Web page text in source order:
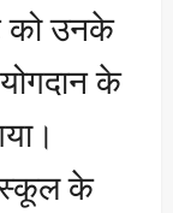
को उनके
के
के